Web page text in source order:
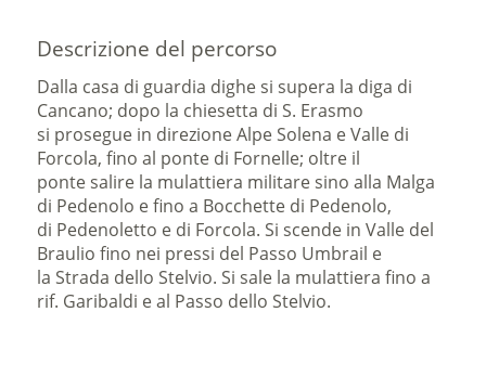
Descrizione del percorso
Dalla casa di guardia dighe si supera la diga di
Cancano; dopo la chiesetta di S. Erasmo
si prosegue in direzione Alpe Solena e Valle di
Forcola, fino al ponte di Fornelle; oltre il
ponte salire la mulattiera militare sino alla Malga
di Pedenolo e fino a Bocchette di Pedenolo,
di Pedenoletto e di Forcola. Si scende in Valle del
Braulio fino nei pressi del Passo Umbrail e
la Strada dello Stelvio. Si sale la mulattiera fino a
rif. Garibaldi e al Passo dello Stelvio.